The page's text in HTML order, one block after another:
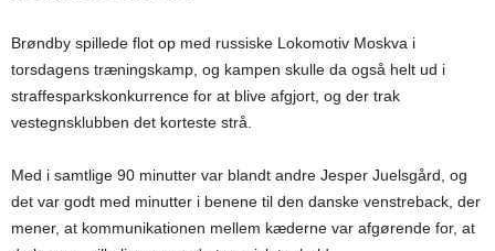
Brøndby spillede flot op med russiske Lokomotiv Moskva i
torsdagens træningskamp, og kampen skulle da også helt ud i
straffesparkskonkurrence for at blive afgjort, og der trak
vestegnsklubben det korteste strå.
Med i samtlige 90 minutter var blandt andre Jesper Juelsgård, og
det var godt med minutter i benene til den danske venstreback, der
mener, at kommunikationen mellem kæderne var afgørende for, at